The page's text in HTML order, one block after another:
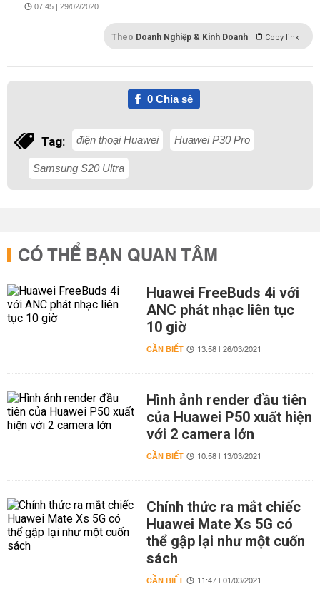
07:45 | 29/02/2020
Theo Doanh Nghiệp & Kinh Doanh Copy link
0Chia sẻ
Tag: điện thoại Huawei Huawei P30 Pro
Samsung S20 Ultra
CÓ THỂ BẠN QUAN TÂM
Huawei FreeBuds 4i với
ANC phát nhạc liên tục
10 giờ
CẦN BIẾT 13:58 | 26/03/2021
Hình ảnh render đầu tiên
của Huawei P50 xuất hiện
với 2 camera lớn
CẦN BIẾT 10:58 | 13/03/2021
Chính thức ra mắt chiếc
Huawei Mate Xs 5G có
thể gập lại như một cuốn
sách
CẦN BIẾT 11:47 | 01/03/2021